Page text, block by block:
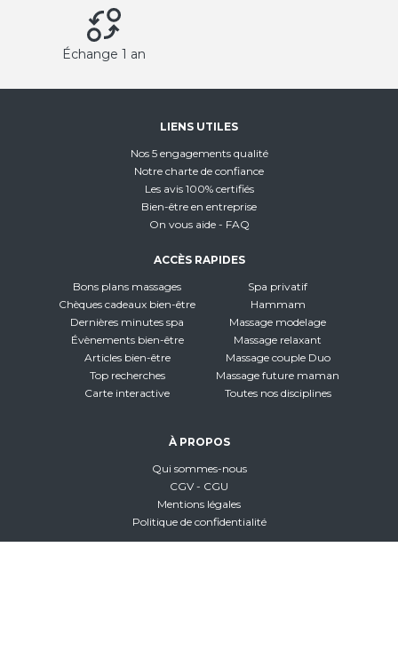
Échange 1 an
LIENS UTILES
Nos 5 engagements qualité
Notre charte de confiance
Les avis 100% certifiés
Bien-être en entreprise
On vous aide - FAQ
ACCÈS RAPIDES
Bons plans massages
Chèques cadeaux bien-être
Dernières minutes spa
Évènements bien-être
Articles bien-être
Top recherches
Carte interactive
Spa privatif
Hammam
Massage modelage
Massage relaxant
Massage couple Duo
Massage future maman
Toutes nos disciplines
À PROPOS
Qui sommes-nous
CGV - CGU
Mentions légales
Politique de confidentialité